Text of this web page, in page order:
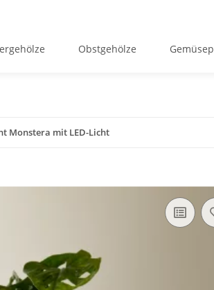
Obstgehölze
Monstera mit LED-Licht